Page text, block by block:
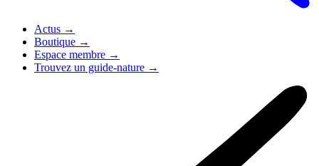
Actus →
Boutique →
Espace membre →
Trouvez un guide-nature →